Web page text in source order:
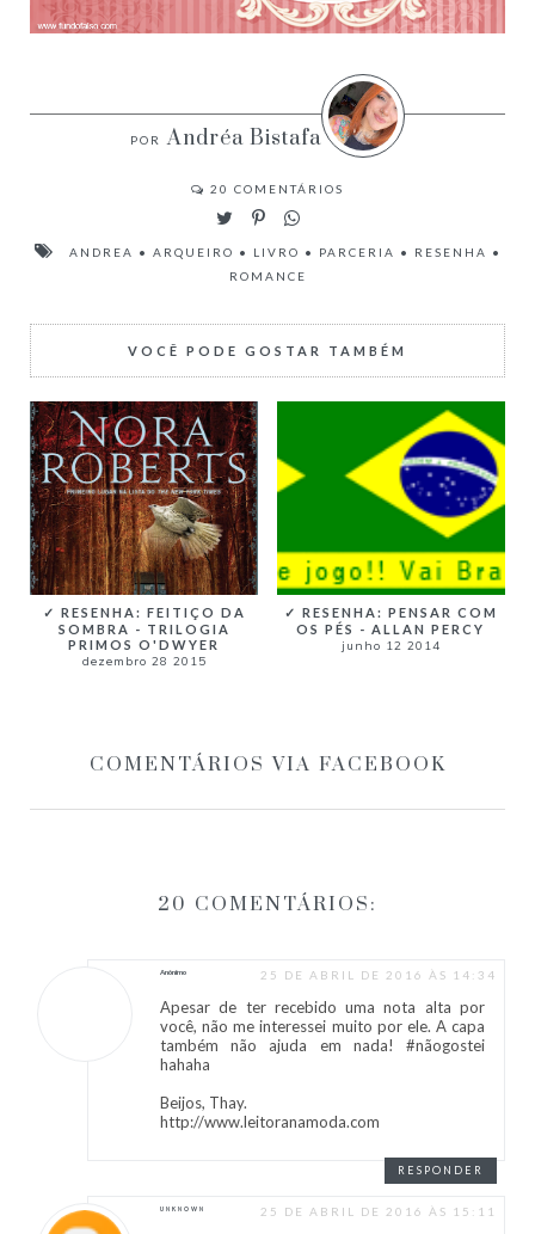
Andréa Bistafa
20 COMENTÁRIOS
ANDREA • ARQUEIRO • LIVRO • PARCERIA • RESENHA •
ROMANCE
VOCÊ PODE GOSTAR TAMBÉM
✓ RESENHA: FEITIÇO DA
SOMBRA - TRILOGIA
PRIMOS O'DWYER
dezembro 28 2015
✓ RESENHA: PENSAR COM
OS PÉS - ALLAN PERCY
junho 12 2014
COMENTÁRIOS VIA FACEBOOK
20 COMENTÁRIOS:
Anônimo 25 DE ABRIL DE 2016 ÀS 14:34
Apesar de ter recebido uma nota alta por
você, não me interessei muito por ele. A capa
também não ajuda em nada! #nãogostei
hahaha
Beijos, Thay.
http://www.leitoranamoda.com
RESPONDER
UNKNOWN 25 DE ABRIL DE 2016 ÀS 15:11